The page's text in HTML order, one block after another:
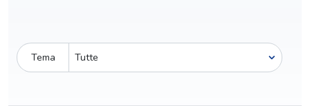
Tema